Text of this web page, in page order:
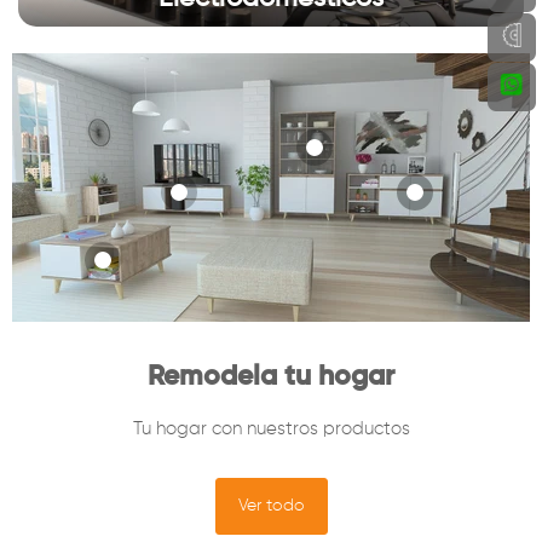
Producto
Ver producto
Producto
Ver producto
Producto
$20
Ver producto
Producto
$20
Ver producto
Remodela tu hogar
Tu hogar con nuestros productos
Ver todo